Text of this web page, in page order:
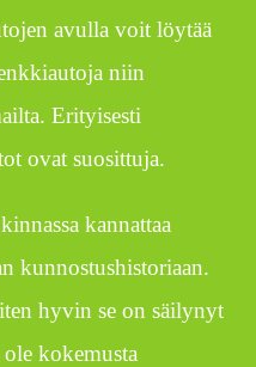
avulla voit löytää
niin
Erityisesti
ovat suosittuja.
kannattaa
kunnostushistoriaan.
hyvin se on säilynyt
kokemusta